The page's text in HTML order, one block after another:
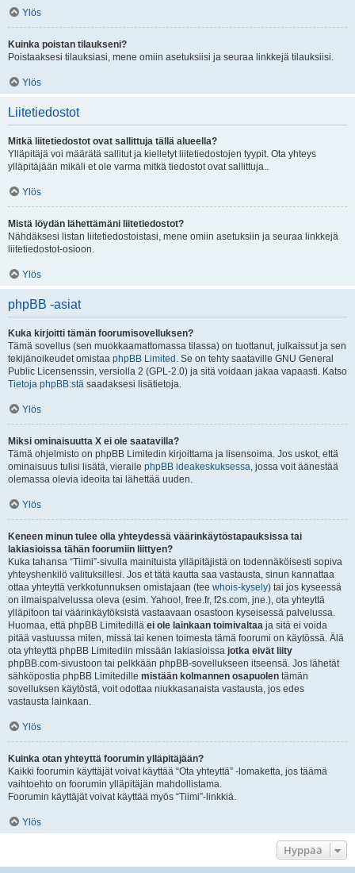
Ylös
Kuinka poistan tilaukseni?
Poistaaksesi tilauksiasi, mene omiin asetuksiisi ja seuraa linkkejä tilauksiisi.
Ylös
Liitetiedostot
Mitkä liitetiedostot ovat sallittuja tällä alueella?
Ylläpitäjä voi määrätä sallitut ja kielletyt liitetiedostojen tyypit. Ota yhteys
ylläpitäjään mikäli et ole varma mitkä tiedostot ovat sallittuja..
Ylös
Mistä löydän lähettämäni liitetiedostot?
Nähdäksesi listan liitetiedostoistasi, mene omiin asetuksiin ja seuraa linkkejä
liitetiedostot-osioon.
Ylös
phpBB -asiat
Kuka kirjoitti tämän foorumisovelluksen?
Tämä sovellus (sen muokkaamattomassa tilassa) on tuottanut, julkaissut ja sen
tekijänoikeudet omistaa phpBB Limited . Se on tehty saataville GNU General
Public Licensenssin, versiolla 2 (GPL-2.0) ja sitä voidaan jakaa vapaasti. Katso
Tietoja phpBB:stä saadaksesi lisätietoja.
Ylös
Miksi ominaisuutta X ei ole saatavilla?
Tämä ohjelmisto on phpBB Limitedin kirjoittama ja lisensoima. Jos uskot, että
ominaisuus tulisi lisätä, vieraile phpBB ideakeskuksessa, jossa voit äänestää
olemassa olevia ideoita tai lähettää uuden.
Ylös
Keneen minun tulee olla yhteydessä väärinkäytöstapauksissa tai
lakiasioissa tähän foorumiin liittyen?
Kuka tahansa “Tiimi”-sivulla mainituista ylläpitäjistä on todennäköisesti sopiva
yhteyshenkilö valituksillesi. Jos et tätä kautta saa vastausta, sinun kannattaa
ottaa yhteyttä verkkotunnuksen omistajaan (tee whois-kysely) tai jos kyseessä
on ilmaispalvelussa oleva (esim. Yahoo!, free.fr, f2s.com, jne.), ota yhteyttä
ylläpitoon tai väärinkäytöksistä vastaavaan osastoon kyseisessä palvelussa.
Huomaa, että phpBB Limitedillä ei ole lainkaan toimivaltaa ja sitä ei voida
pitää vastuussa miten, missä tai kenen toimesta tämä foorumi on käytössä. Älä
ota yhteyttä phpBB Limitediin missään lakiasioissa jotka eivät liity
phpBB.com-sivustoon tai pelkkään phpBB-sovellukseen itseensä. Jos lähetät
sähköpostia phpBB Limitedille mistään kolmannen osapuolen tämän
sovelluksen käytöstä, voit odottaa niukkasanaista vastausta, jos edes
vastausta lainkaan.
Ylös
Kuinka otan yhteyttä foorumin ylläpitäjään?
Kaikki foorumin käyttäjät voivat käyttää “Ota yhteyttä” -lomaketta, jos täämä
vaihtoehto on foorumin ylläpitäjän mahdollistama.
Foorumin käyttäjät voivat käyttää myös “Tiimi”-linkkiä.
Ylös
Hyppää